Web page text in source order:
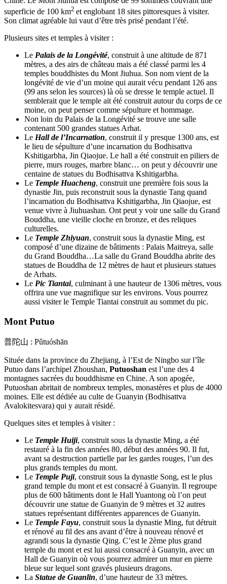
superficie de 100 km2 et englobant 18 sites pittoresques à visiter.
Son climat agréable lui vaut d’être très prisé pendant l’été.
Plusieurs sites et temples à visiter :
Le Palais de la Longévité, construit à une altitude de 871
mètres, a des airs de château mais a été classé parmi les 4
temples bouddhistes du Mont Jiuhua. Son nom vient de la
longévité de vie d’un moine qui aurait vécu pendant 126 ans
(99 ans selon les sources) là où se dresse le temple actuel. Il
semblerait que le temple ait été construit autour du corps de ce
moine, on peut penser comme sépulture et hommage.
Non loin du Palais de la Longévité se trouve une salle
contenant 500 grandes statues Arhat.
Le Hall de l’Incarnation, construit il y presque 1300 ans, est
le lieu de sépulture d’une incarnation du Bodhisattva
Kshitigarbha, Jin Qiaojue. Le hall a été construit en piliers de
pierre, murs rouges, marbre blanc… on peut y découvrir une
centaine de statues du Bodhisattva Kshitigarbha.
Le Temple Huacheng, construit une première fois sous la
dynastie Jin, puis reconstruit sous la dynastie Tang quand
l’incarnation du Bodhisattva Kshitigarbha, Jin Qiaojue, est
venue vivre à Jiuhuashan. Ont peut y voir une salle du Grand
Bouddha, une vieille cloche en bronze, et des reliques
culturelles.
Le Temple Zhiyuan, construit sous la dynastie Ming, est
composé d’une dizaine de bâtiments : Palais Maitreya, salle
du Grand Bouddha…La salle du Grand Bouddha abrite des
statues de Bouddha de 12 mètres de haut et plusieurs statues
de Arhats.
Le Pic Tiantai, culminant à une hauteur de 1306 mètres, vous
offrira une vue magnifique sur les environs. Vous pourrez
aussi visiter le Temple Tiantai construit au sommet du pic.
Mont Putuo
普陀山 : Pǔtuóshān
Située dans la province du Zhejiang, à l’Est de Ningbo sur l’île
Putuo dans l’archipel Zhoushan, Putuoshan est l’une des 4
montagnes sacrées du bouddhisme en Chine. A son apogée,
Putuoshan abritait de nombreux temples, monastères et plus de 4000
moines. Elle est dédiée au culte de Guanyin (Bodhisattva
Avalokitesvara) qui y aurait résidé.
Quelques sites et temples à visiter :
Le Temple Huiji, construit sous la dynastie Ming, a été
restauré à la fin des années 80, début des années 90. Il fut,
avant sa destruction partielle par les gardes rouges, l’un des
plus grands temples du mont.
Le Temple Puji, construit sous la dynastie Song, est le plus
grand temple du mont et est consacré à Guanyin. Il regroupe
plus de 600 bâtiments dont le Hall Yuantong où l’on peut
découvrir une statue de Guanyin de 9 mètres et 32 autres
statues représentant différentes apparences de Guanyin.
Le Temple Fayu, construit sous la dynastie Ming, fut détruit
et rénové au fil des ans avant d’être à nouveau rénové et
agrandi sous la dynastie Qing. C’est le 2ème plus grand
temple du mont et est lui aussi consacré à Guanyin, avec un
Hall de Guanyin où vous pourrez admirer un mur en pierre
bleue sur lequel sont gravés plusieurs dragons.
La Statue de Guanlin, d’une hauteur de 33 mètres.